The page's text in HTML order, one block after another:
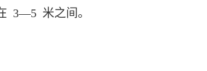
3—5 米之间。